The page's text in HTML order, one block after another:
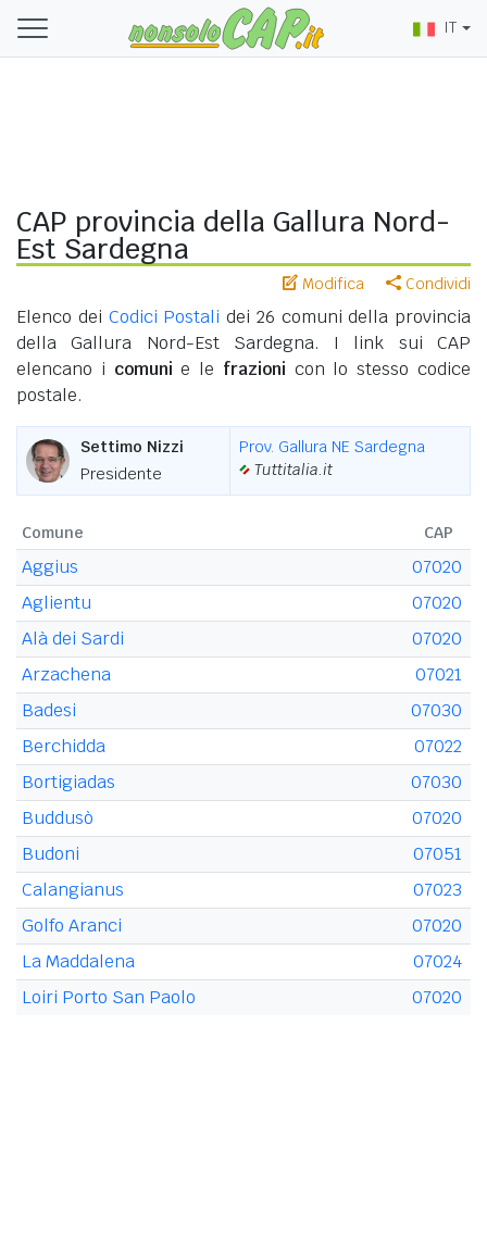
IT
CAP provincia della Gallura Nord-
Est Sardegna
Modifica Condividi
Elenco dei Codici Postali dei 26 comuni della provincia
della Gallura Nord-Est Sardegna. I link sui CAP
elencano i comuni e le frazioni con lo stesso codice
postale.
Settimo Nizzi
Presidente
Prov. Gallura NE Sardegna
Tuttitalia.it
Comune CAP
Aggius
07020
Aglientu
07020
Alà dei Sardi
07020
Arzachena
07021
Badesi
07030
Berchidda
07022
Bortigiadas
07030
Buddusò
07020
Budoni
07051
Calangianus
07023
Golfo Aranci
07020
La Maddalena
07024
Loiri Porto San Paolo
07020